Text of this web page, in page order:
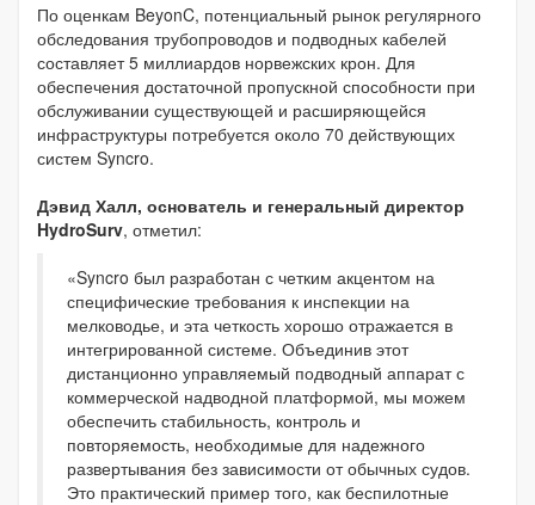
По оценкам BeyonC, потенциальный рынок регулярного
обследования трубопроводов и подводных кабелей
составляет 5 миллиардов норвежских крон. Для
обеспечения достаточной пропускной способности при
обслуживании существующей и расширяющейся
инфраструктуры потребуется около 70 действующих
систем Syncro.
Дэвид Халл, основатель и генеральный директор
HydroSurv, отметил:
«Syncro был разработан с четким акцентом на
специфические требования к инспекции на
мелководье, и эта четкость хорошо отражается в
интегрированной системе. Объединив этот
дистанционно управляемый подводный аппарат с
коммерческой надводной платформой, мы можем
обеспечить стабильность, контроль и
повторяемость, необходимые для надежного
развертывания без зависимости от обычных судов.
Это практический пример того, как беспилотные